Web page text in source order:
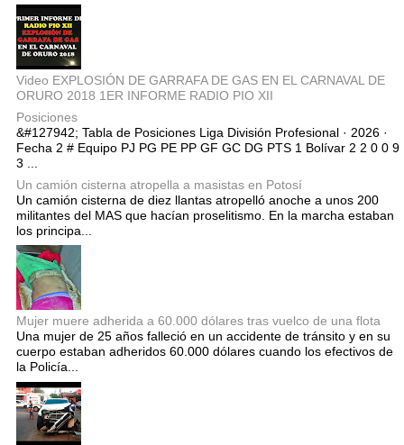
Video EXPLOSIÓN DE GARRAFA DE GAS EN EL CARNAVAL DE
ORURO 2018 1ER INFORME RADIO PIO XII
Posiciones
&#127942; Tabla de Posiciones Liga División Profesional · 2026 ·
Fecha 2 # Equipo PJ PG PE PP GF GC DG PTS 1 Bolívar 2 2 0 0 9
3 ...
Un camión cisterna atropella a masistas en Potosí
Un camión cisterna de diez llantas atropelló anoche a unos 200
militantes del MAS que hacían proselitismo. En la marcha estaban
los principa...
Mujer muere adherida a 60.000 dólares tras vuelco de una flota
Una mujer de 25 años falleció en un accidente de tránsito y en su
cuerpo estaban adheridos 60.000 dólares cuando los efectivos de
la Policía...